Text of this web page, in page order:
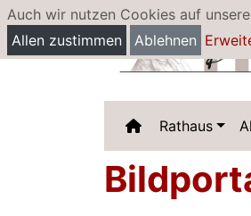
Auch wir nutzen Cookies auf
Allen zustimmen
Ablehnen
Rathaus